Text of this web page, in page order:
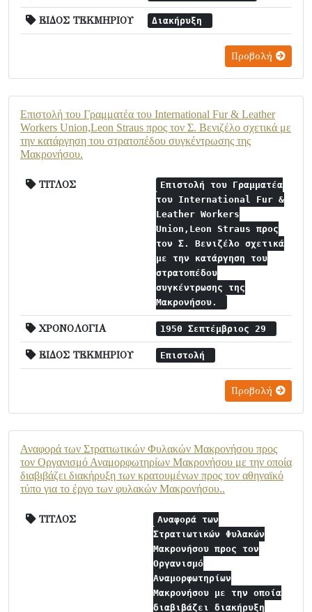
ΕΙΔΟΣ ΤΕΚΜΗΡΙΟΥ Διακήρυξη
Προβολή
Επιστολή του Γραμματέα του International Fur & Leather
Workers Union,Leon Straus προς τον Σ. Βενιζέλο σχετικά με
την κατάργηση του στρατοπέδου συγκέντρωσης της
Μακρονήσου.
ΤΙΤΛΟΣ
Επιστολή του Γραμματέα
του International Fur &
Leather Workers
Union,Leon Straus προς
τον Σ. Βενιζέλο σχετικά
με την κατάργηση του
στρατοπέδου
συγκέντρωσης της
Μακρονήσου.
ΧΡΟΝΟΛΟΓΙΑ 1950 Σεπτέμβριος 29
ΕΙΔΟΣ ΤΕΚΜΗΡΙΟΥ Επιστολή
Προβολή
Αναφορά των Στρατιωτικών Φυλακών Μακρονήσου προς
τον Οργανισμό Αναμορφωτηρίων Μακρονήσου με την οποία
διαβιβάζει διακήρυξη των κρατουμένων προς τον αθηναϊκό
τύπο για το έργο των φυλακών Μακρονήσου..
ΤΙΤΛΟΣ
Αναφορά των
Στρατιωτικών Φυλακών
Μακρονήσου προς τον
Οργανισμό
Αναμορφωτηρίων
Μακρονήσου με την οποία
διαβιβάζει διακήρυξη